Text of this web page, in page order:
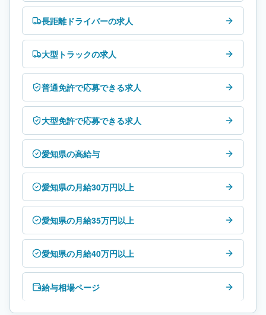
長距離ドライバーの求人
大型トラックの求人
普通免許で応募できる求人
大型免許で応募できる求人
愛知県の高給与
愛知県の月給30万円以上
愛知県の月給35万円以上
愛知県の月給40万円以上
給与相場ページ